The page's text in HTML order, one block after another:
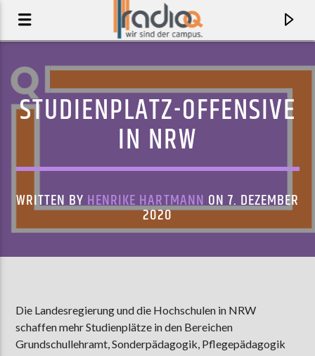
IKKIMEL
STUDIENPLATZ-OFFENSIVE
IN NRW
WRITTEN BYHENRIKE HARTMANNON 7. DEZEMBER
2020
Die Landesregierung und die Hochschulen in NRW
schaffen mehr Studienplätze in den Bereichen
Grundschullehramt, Sonderpädagogik, Pflegepädagogik